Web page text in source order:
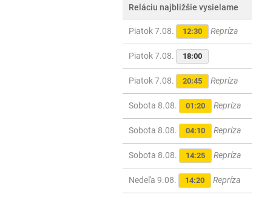
Reláciu najbližšie vysielame
Piatok 7.08. 12:30 Repríza
Piatok 7.08. 18:00
Piatok 7.08. 20:45 Repríza
Sobota 8.08. 01:20 Repríza
Sobota 8.08. 04:10 Repríza
Sobota 8.08. 14:25 Repríza
Nedeľa 9.08. 14:20 Repríza